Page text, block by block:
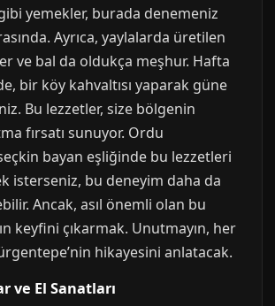
yemekler, burada denemeniz
Ayrıca, yaylalarda üretilen
ve bal da oldukça meşhur. Hafta
bir köy kahvaltısı yaparak güne
Bu lezzetler, size bölgenin
fırsatı sunuyor. Ordu
bayan eşliğinde bu lezzetleri
isterseniz, bu deneyim daha da
Ancak, asıl önemli olan bu
keyfini çıkarmak. Unutmayın, her
hikayesini anlatacak.
ve El Sanatları